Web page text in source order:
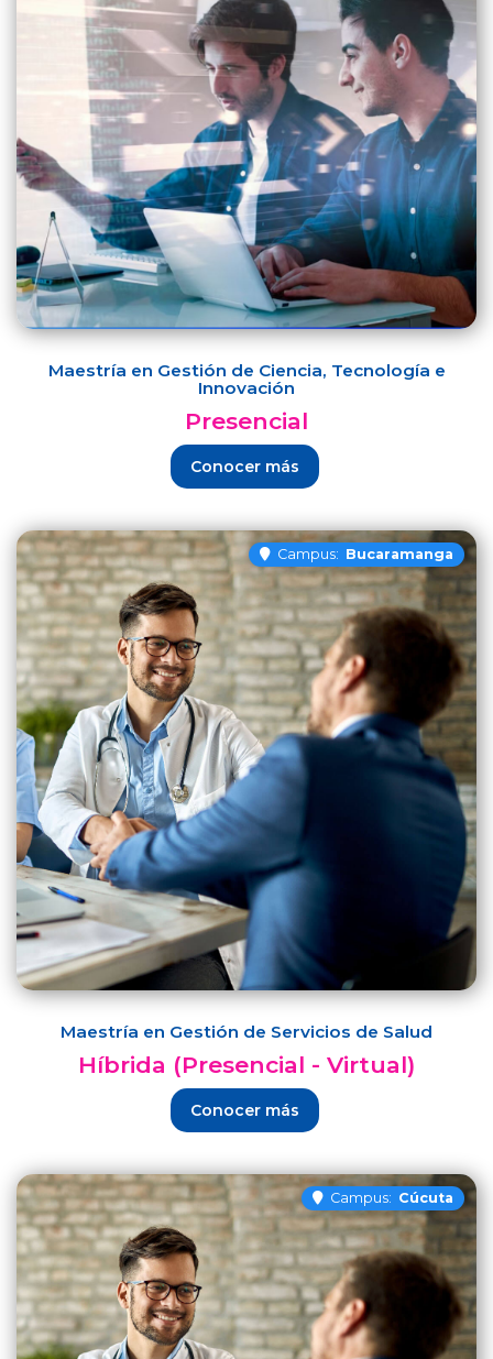
Maestría en Gestión de Ciencia, Tecnología e
Innovación
Presencial
Conocer más
Campus: Bucaramanga
Maestría en Gestión de Servicios de Salud
Híbrida (Presencial - Virtual)
Conocer más
Campus: Cúcuta